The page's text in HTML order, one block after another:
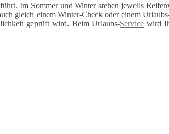
Im Sommer und Winter stehen jeweils
gleich einem Winter-Check oder einem
geprüft wird. Beim Urlaubs-Service wird